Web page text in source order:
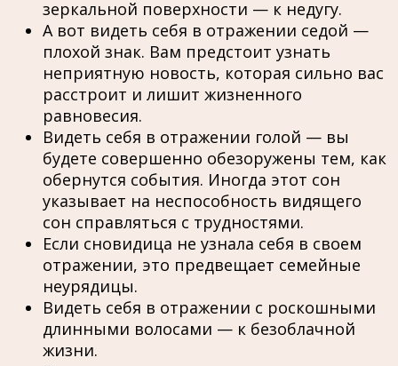
зеркальной поверхности — к недугу.
А вот видеть себя в отражении седой —
плохой знак. Вам предстоит узнать
неприятную новость, которая сильно вас
расстроит и лишит жизненного
равновесия.
Видеть себя в отражении голой — вы
будете совершенно обезоружены тем, как
обернутся события. Иногда этот сон
указывает на неспособность видящего
сон справляться с трудностями.
Если сновидица не узнала себя в своем
отражении, это предвещает семейные
неурядицы.
Видеть себя в отражении с роскошными
длинными волосами — к безоблачной
жизни.